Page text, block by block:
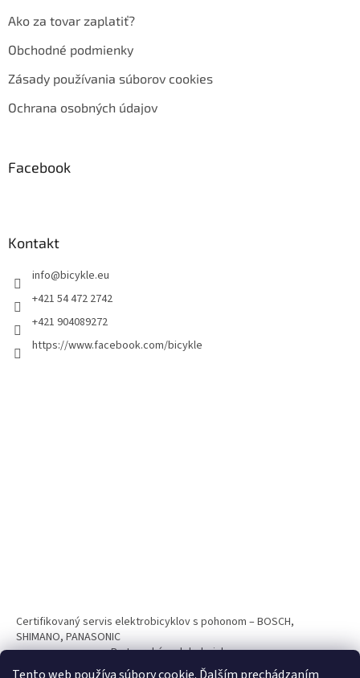
Ako za tovar zaplatiť?
Obchodné podmienky
Zásady používania súborov cookies
Ochrana osobných údajov
Facebook
Kontakt
info@bicykle.eu
+421 54 472 2742
+421 904089272
https://www.facebook.com/bicykle
Certifikovaný servis elektrobicyklov s pohonom – BOSCH,
SHIMANO, PANASONIC
Partnerský web hokejshop.eu